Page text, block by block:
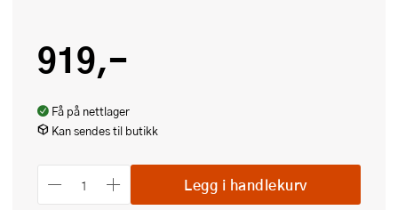
919,-
Få på nettlager
Kan sendes til butikk
Legg i handlekurv